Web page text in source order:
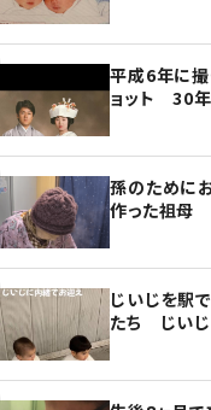
平成6年に
ョット 30
孫のために
作った祖母
じいじを駅
たち じい